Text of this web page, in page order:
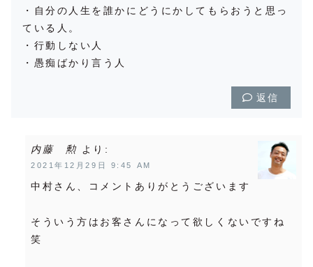
・自分の人生を誰かにどうにかしてもらおうと思っ
ている人。
・行動しない人
・愚痴ばかり言う人
返信
内藤 勲 より:
2021年12月29日 9:45 AM
中村さん、コメントありがとうございます
そういう方はお客さんになって欲しくないですね
笑